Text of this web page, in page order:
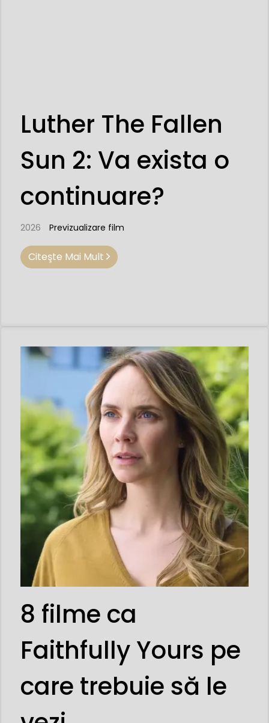
Luther The Fallen
Sun 2: Va exista o
continuare?
2026 Previzualizare film
Citeşte Mai Mult
8 filme ca
Faithfully Yours pe
care trebuie să le